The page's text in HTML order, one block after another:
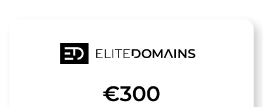
€300